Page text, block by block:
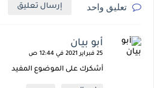
تعليق واحد إرسال تعليق
أبو بيان
25 فبراير 2021 في 12:44 ص
أشكرك على الموضوع المفيد